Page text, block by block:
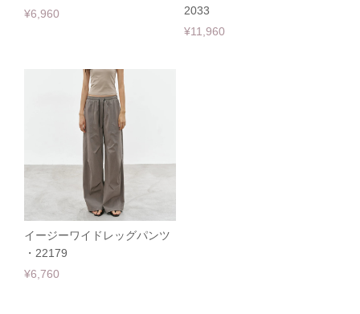
¥6,960
2033
¥11,960
イージーワイドレッグパンツ
・22179
¥6,760